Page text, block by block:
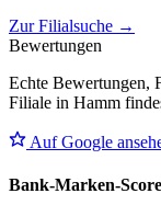
Zur Filialsuche →
Bewertungen
Echte Bewertungen,
Filiale in Hamm
Auf Google
Bank-Marken-Score